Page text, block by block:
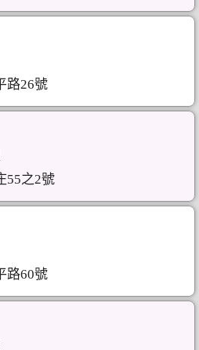
路26號
55之2號
路60號